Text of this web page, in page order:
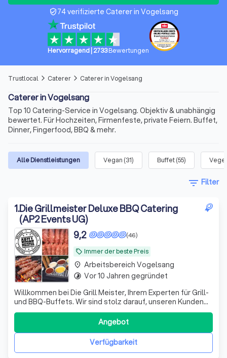
verified_user74 verifizierte Caterer in Vogelsang
Hervorragend| 2733 Bewertungen
Trustlocal arrow_forward_ios Caterer arrow_forward_ios Caterer in Vogelsang
Caterer in Vogelsang
Top 10 Catering-Service in Vogelsang. Objektiv & unabhängig
bewertet. Für Hochzeiten, Firmenfeste, private Feiern. Buffet,
Dinner, Fingerfood, BBQ & mehr.
Alle Dienstleistungen Vegan (31) Buffet(55)
filter_list Filter
1.Die Grillmeister Deluxe BBQ Catering
(AP2 Events UG)
local_offer Immer der beste Preis
(46)
9,2
Willkommen bei Die Grill Meister, Ihrem Experten für Grill-
und BBQ-Buffets. Wir sind stolz darauf, unseren Kunden
ein unvergleichliches kulinarisches Erlebnis zu bieten.
Unsere Spezialität sind Grill- und BBQ-Buffets, die mit
Leidenschaft und Fachwissen zubereitet werden. Wir
bieten eine Vielzahl v
Verfügbarkeit
Angebot
place Arbeitsbereich Vogelsang
timelapse Vor 10 Jahren gegründet